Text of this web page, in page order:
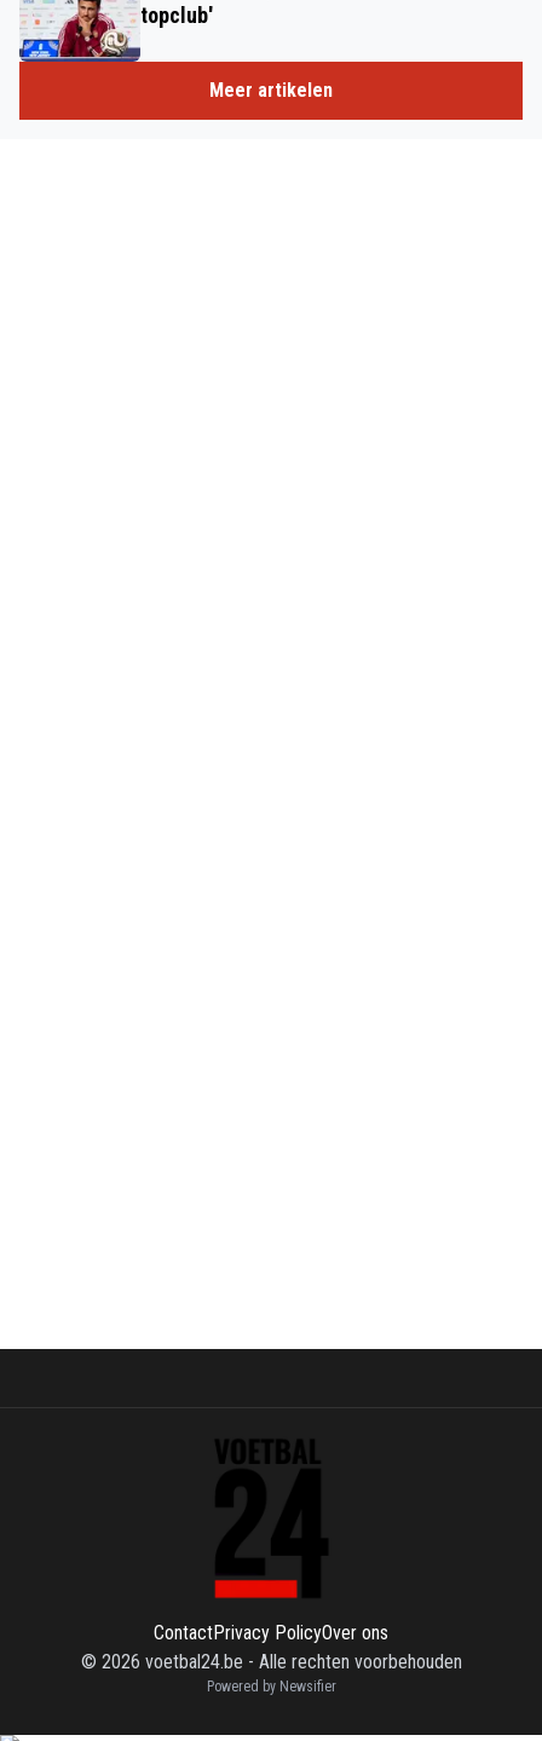
topclub'
Meer artikelen
ContactPrivacy PolicyOver ons
© 2026 voetbal24.be - Alle rechten voorbehouden
Powered by Newsifier